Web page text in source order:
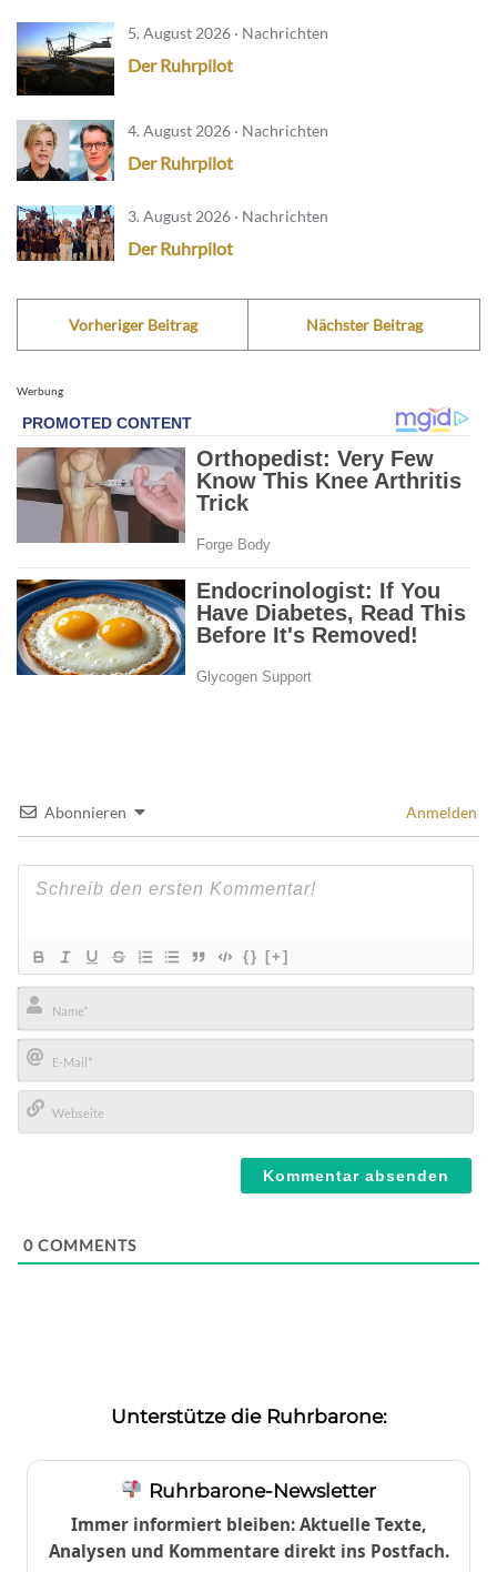
5. August 2026 · Nachrichten
Der Ruhrpilot
4. August 2026 · Nachrichten
Der Ruhrpilot
3. August 2026 · Nachrichten
Der Ruhrpilot
Vorheriger Beitrag Nächster Beitrag
Werbung
Abonnieren Anmelden
{} [+]
Name*
E-
Mail*
0 COMMENTS
Unterstütze die Ruhrbarone:
Ruhrbarone-Newsletter
Immer informiert bleiben: Aktuelle Texte,
Analysen und Kommentare direkt ins Postfach.